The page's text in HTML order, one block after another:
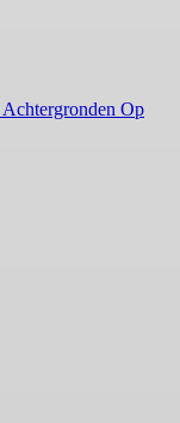
Achtergronden Op